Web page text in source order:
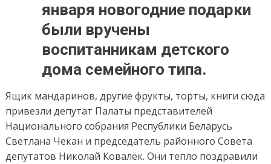
января новогодние подарки
были вручены
воспитанникам детского
дома семейного типа.
Ящик мандаринов, другие фрукты, торты, книги сюда
привезли депутат Палаты представителей
Национального собрания Республики Беларусь
Светлана Чекан и председатель районного Совета
депутатов Николай Ковалёк. Они тепло поздравили